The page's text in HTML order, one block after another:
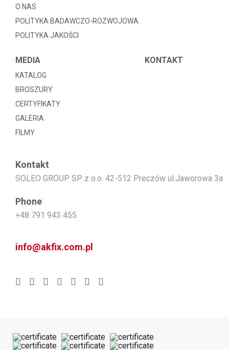
O NAS
POLITYKA BADAWCZO-ROZWOJOWA
POLITYKA JAKOŚCI
MEDIA
KATALOG
BROSZURY
CERTYFIKATY
GALERIA
FILMY
KONTAKT
Kontakt
SOLEO GROUP SP z o.o. 42-512 Preczów ul.Jaworowa 3a
Phone
+48 791 943 455
info@akfix.com.pl